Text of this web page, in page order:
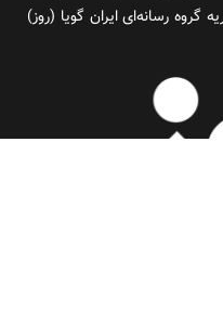
گروه رسانه‌ای ایران گویا (روز)